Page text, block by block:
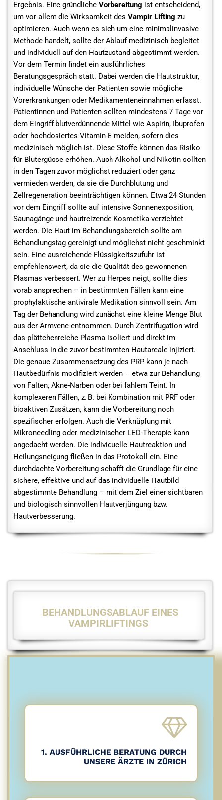
Ergebnis. Eine gründliche Vorbereitung ist entscheidend,
um vor allem die Wirksamkeit des Vampir Lifting zu
optimieren. Auch wenn es sich um eine minimalinvasive
Methode handelt, sollte der Ablauf medizinisch begleitet
und individuell auf den Hautzustand abgestimmt werden.
Vor dem Termin findet ein ausführliches
Beratungsgespräch statt. Dabei werden die Hautstruktur,
individuelle Wünsche der Patienten sowie mögliche
Vorerkrankungen oder Medikamenteneinnahmen erfasst.
Patientinnen und Patienten sollten mindestens 7 Tage vor
dem Eingriff blutverdünnende Mittel wie Aspirin, Ibuprofen
oder hochdosiertes Vitamin E meiden, sofern dies
medizinisch möglich ist. Diese Stoffe können das Risiko
für Blutergüsse erhöhen. Auch Alkohol und Nikotin sollten
in den Tagen zuvor möglichst reduziert oder ganz
vermieden werden, da sie die Durchblutung und
Zellregeneration beeinträchtigen können. Etwa 24 Stunden
vor dem Eingriff sollte auf intensive Sonnenexposition,
Saunagänge und hautreizende Kosmetika verzichtet
werden. Die Haut im Behandlungsbereich sollte am
Behandlungstag gereinigt und möglichst nicht geschminkt
sein. Eine ausreichende Flüssigkeitszufuhr ist
empfehlenswert, da sie die Qualität des gewonnenen
Plasmas verbessert. Wer zu Herpes neigt, sollte dies
vorab ansprechen – in bestimmten Fällen kann eine
prophylaktische antivirale Medikation sinnvoll sein. Am
Tag der Behandlung wird zunächst eine kleine Menge Blut
aus der Armvene entnommen. Durch Zentrifugation wird
das plättchenreiche Plasma isoliert und direkt im
Anschluss in die zuvor bestimmten Hautareale injiziert.
Die genaue Zusammensetzung des PRP kann je nach
Hautbedürfnis modifiziert werden – etwa zur Behandlung
von Falten, Akne-Narben oder bei fahlem Teint. In
komplexeren Fällen, z. B. bei Kombination mit PRF oder
bioaktiven Zusätzen, kann die Vorbereitung noch
spezifischer erfolgen. Auch die Verknüpfung mit
Mikroneedling oder medizinischer LED-Therapie kann
angedacht werden. Die individuelle Hautreaktion und
Heilungsneigung fließen in das Protokoll ein. Eine
durchdachte Vorbereitung schafft die Grundlage für eine
sichere, effektive und auf das individuelle Hautbild
abgestimmte Behandlung – mit dem Ziel einer sichtbaren
und biologisch sinnvollen Hautverjüngung bzw.
Hautverbesserung.
BEHANDLUNGSABLAUF EINES
VAMPIRLIFTINGS
1. AUSFÜHRLICHE BERATUNG DURCH
UNSERE ÄRZTE IN ZÜRICH